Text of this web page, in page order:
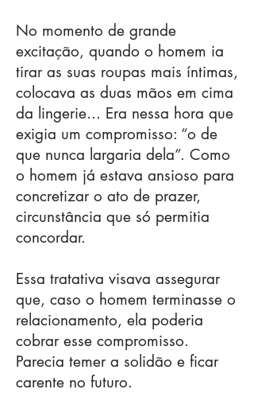
No momento de grande
excitação, quando o homem ia
tirar as suas roupas mais íntimas,
colocava as duas mãos em cima
da lingerie... Era nessa hora que
exigia um compromisso: “o de
que nunca largaria dela”. Como
o homem já estava ansioso para
concretizar o ato de prazer,
circunstância que só permitia
concordar.
Essa tratativa visava assegurar
que, caso o homem terminasse o
relacionamento, ela poderia
cobrar esse compromisso.
Parecia temer a solidão e ficar
carente no futuro.